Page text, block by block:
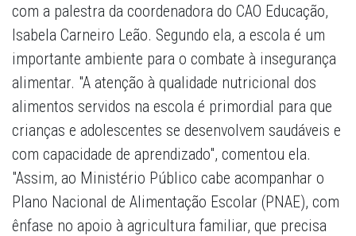
com a palestra da coordenadora do CAO Educação,
Isabela Carneiro Leão. Segundo ela, a escola é um
importante ambiente para o combate à insegurança
alimentar. "A atenção à qualidade nutricional dos
alimentos servidos na escola é primordial para que
crianças e adolescentes se desenvolvem saudáveis e
com capacidade de aprendizado", comentou ela.
"Assim, ao Ministério Público cabe acompanhar o
Plano Nacional de Alimentação Escolar (PNAE), com
ênfase no apoio à agricultura familiar, que precisa